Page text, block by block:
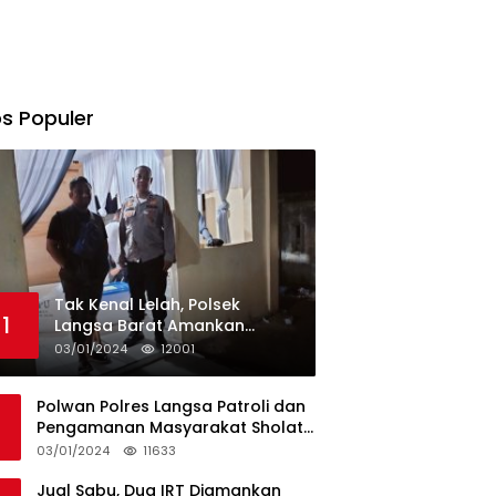
Populer
1
Tak Kenal Lelah, Polsek
Langsa Barat Amankan
Rekapitulasi Selama12 Hari di
Kecamatan Baro
03/01/2024 12001
Polwan Polres Langsa Patroli dan
Pengamanan Masyarakat Sholat
Jumat
03/01/2024 11633
Jual Sabu, Dua IRT Diamankan